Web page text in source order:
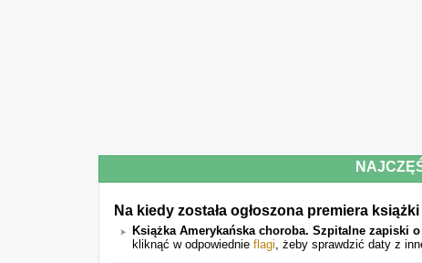
Na kiedy została ogłoszona premiera
Książka Amerykańska choroba. Szpitalne zapiski
kliknąć w odpowiednie flagi, żeby sprawdzić daty z